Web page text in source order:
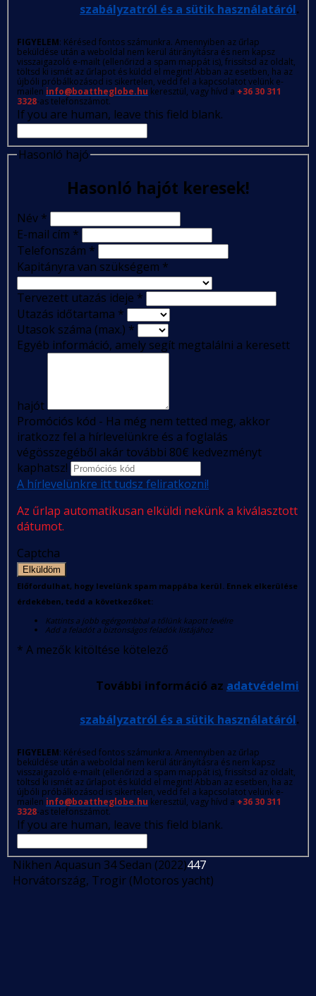
szabályzatról és a sütik használatáról.
FIGYELEM: Kérésed fontos számunkra. Amennyiben az űrlap
beküldése után a weboldal nem kerül átirányításra és nem kapsz
visszaigazoló e-mailt (ellenőrizd a spam mappát is), frissítsd az oldalt,
töltsd ki ismét az űrlapot és küldd el megint! Abban az esetben, ha az
újbóli próbálkozásod is sikertelen, vedd fel a kapcsolatot velünk e-
mailen info@boattheglobe.hu keresztül, vagy hívd a +36 30 311
3328-as telefonszámot.
If you are human, leave this field blank.
Hasonló hajó
Hasonló hajót keresek!
Név *
E-mail cím *
Telefonszám *
Kapitányra van szükségem *
Tervezett utazás ideje *
Utazás időtartama *
Utasok száma (max.) *
Egyéb információ, amely segít megtalálni a keresett
hajót
Promóciós kód - Ha még nem tetted meg, akkor
iratkozz fel a hírlevelünkre és a foglalás
végösszegéből akár további 80€ kedvezményt
kaphatsz!
A hírlevelünkre itt tudsz feliratkozni!
Az űrlap automatikusan elküldi nekünk a kiválasztott
dátumot.
Captcha
Elküldöm
Előfordulhat, hogy levelünk spam mappába kerül. Ennek elkerülése
érdekében, tedd a következőket:
Kattints a jobb egérgombbal a tőlünk kapott levélre
Add a feladót a biztonságos feladók listájához
* A mezők kitöltése kötelező
További információ az adatvédelmi
szabályzatról és a sütik használatáról.
FIGYELEM: Kérésed fontos számunkra. Amennyiben az űrlap
beküldése után a weboldal nem kerül átirányításra és nem kapsz
visszaigazoló e-mailt (ellenőrizd a spam mappát is), frissítsd az oldalt,
töltsd ki ismét az űrlapot és küldd el megint! Abban az esetben, ha az
újbóli próbálkozásod is sikertelen, vedd fel a kapcsolatot velünk e-
mailen info@boattheglobe.hu keresztül, vagy hívd a +36 30 311
3328-as telefonszámot.
If you are human, leave this field blank.
Nikhen Aquasun 34 Sedan (2022)447
Horvátország, Trogir (Motoros yacht)